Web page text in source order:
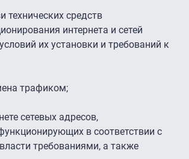
технических средств
интернета и сетей
их установки и требований к
трафиком;
сетевых адресов,
в соответствии с
требованиями, а также